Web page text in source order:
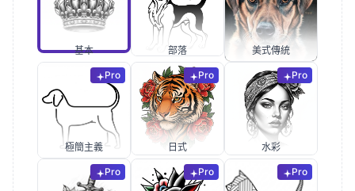
基本 部落 美式傳統
Pro
極簡主義
Pro
日式
Pro
水彩
Pro Pro Pro